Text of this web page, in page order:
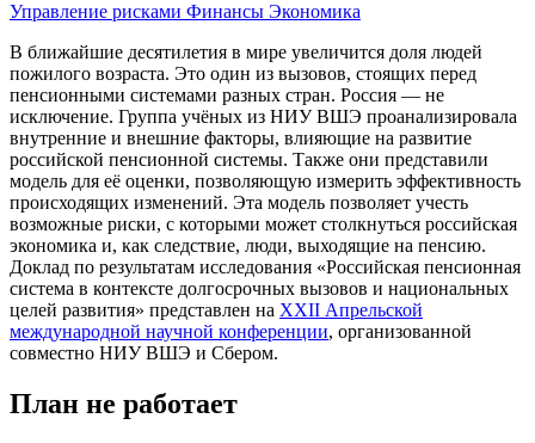
Управление рисками Финансы Экономика
В ближайшие десятилетия в мире увеличится доля людей
пожилого возраста. Это один из вызовов, стоящих перед
пенсионными системами разных стран. Россия — не
исключение. Группа учёных из НИУ ВШЭ проанализировала
внутренние и внешние факторы, влияющие на развитие
российской пенсионной системы. Также они представили
модель для её оценки, позволяющую измерить эффективность
происходящих изменений. Эта модель позволяет учесть
возможные риски, с которыми может столкнуться российская
экономика и, как следствие, люди, выходящие на пенсию.
Доклад по результатам исследования «Российская пенсионная
система в контексте долгосрочных вызовов и национальных
целей развития» представлен на XXII Апрельской
международной научной конференции, организованной
совместно НИУ ВШЭ и Сбером.
План не работает